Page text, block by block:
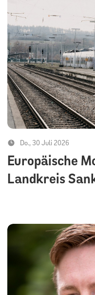
Do., 30 Juli 2026
Europäische
Landkreis